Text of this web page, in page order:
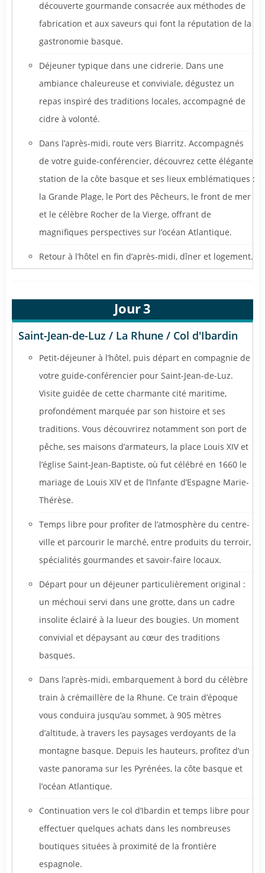
découverte gourmande consacrée aux méthodes de
fabrication et aux saveurs qui font la réputation de la
gastronomie basque.
Déjeuner typique dans une cidrerie. Dans une
ambiance chaleureuse et conviviale, dégustez un
repas inspiré des traditions locales, accompagné de
cidre à volonté.
Dans l’après-midi, route vers Biarritz. Accompagnés
de votre guide-conférencier, découvrez cette élégante
station de la côte basque et ses lieux emblématiques :
la Grande Plage, le Port des Pêcheurs, le front de mer
et le célèbre Rocher de la Vierge, offrant de
magnifiques perspectives sur l’océan Atlantique.
Retour à l’hôtel en fin d’après-midi, dîner et logement.
Jour3
Saint-Jean-de-Luz / La Rhune / Col d'Ibardin
Petit-déjeuner à l’hôtel, puis départ en compagnie de
votre guide-conférencier pour Saint-Jean-de-Luz.
Visite guidée de cette charmante cité maritime,
profondément marquée par son histoire et ses
traditions. Vous découvrirez notamment son port de
pêche, ses maisons d’armateurs, la place Louis XIV et
l’église Saint-Jean-Baptiste, où fut célébré en 1660 le
mariage de Louis XIV et de l’Infante d’Espagne Marie-
Thérèse.
Temps libre pour profiter de l’atmosphère du centre-
ville et parcourir le marché, entre produits du terroir,
spécialités gourmandes et savoir-faire locaux.
Départ pour un déjeuner particulièrement original :
un méchoui servi dans une grotte, dans un cadre
insolite éclairé à la lueur des bougies. Un moment
convivial et dépaysant au cœur des traditions
basques.
Dans l’après-midi, embarquement à bord du célèbre
train à crémaillère de la Rhune. Ce train d’époque
vous conduira jusqu’au sommet, à 905 mètres
d’altitude, à travers les paysages verdoyants de la
montagne basque. Depuis les hauteurs, profitez d’un
vaste panorama sur les Pyrénées, la côte basque et
l’océan Atlantique.
Continuation vers le col d’Ibardin et temps libre pour
effectuer quelques achats dans les nombreuses
boutiques situées à proximité de la frontière
espagnole.